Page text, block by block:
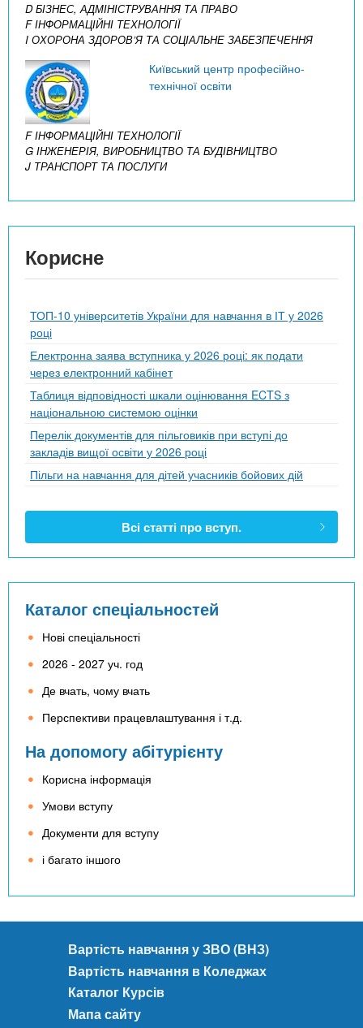
D БІЗНЕС, АДМІНІСТРУВАННЯ ТА ПРАВО
F ІНФОРМАЦІЙНІ ТЕХНОЛОГІЇ
I ОХОРОНА ЗДОРОВ’Я ТА СОЦІАЛЬНЕ ЗАБЕЗПЕЧЕННЯ
Київський центр професійно-
технічної освіти
F ІНФОРМАЦІЙНІ ТЕХНОЛОГІЇ
G ІНЖЕНЕРІЯ, ВИРОБНИЦТВО ТА БУДІВНИЦТВО
J ТРАНСПОРТ ТА ПОСЛУГИ
Корисне
ТОП-10 університетів України для навчання в ІТ у 2026
році
Електронна заява вступника у 2026 році: як подати
через електронний кабінет
Таблиця відповідності шкали оцінювання ECTS з
національною системою оцінки
Перелік документів для пільговиків при вступі до
закладів вищої освіти у 2026 році
Пільги на навчання для дітей учасників бойових дій
Всі статті про вступ.
Каталог спеціальностей
Нові спеціальності
2026 - 2027 уч. год
Де вчать, чому вчать
Перспективи працевлаштування і т.д.
На допомогу абітурієнту
Корисна інформація
Умови вступу
Документи для вступу
і багато іншого
Вартість навчання у ЗВО (ВНЗ)
Вартість навчання в Коледжах
Каталог Курсів
Мапа сайту